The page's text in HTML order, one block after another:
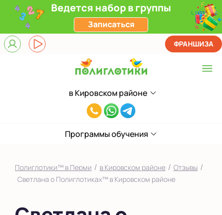
Ведется набор в группы
Записаться
в Кировском районе
Выберите центр
в Кировском районе
на Садовом
Выбрать другой город
8(994)828-
43
ФРАНШИЗА
Программы обучения
Полиглотики™ в Перми / в Кировском районе / Отзывы /
Светлана о Полиглотиках™ в Кировском районе